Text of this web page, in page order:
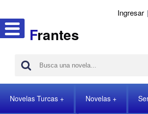
Frantes
Ingresar |
Novelas Turcas Novelas